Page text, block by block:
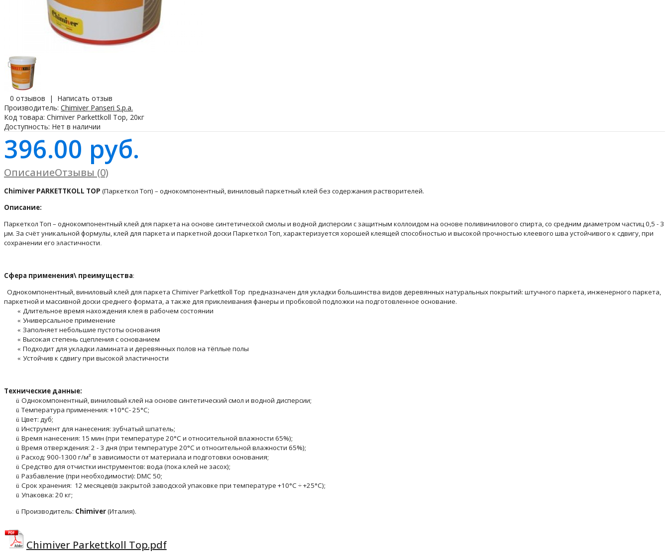
0 отзывов | Написать отзыв
Производитель: Chimiver Panseri S.p.a.
Код товара: Chimiver Parkettkoll Top, 20кг
Доступность: Нет в наличии
396.00 руб.
ОписаниеОтзывы (0)
Chimiver PARKETTKOLL TOP (Паркеткол Топ) –однокомпонентный, виниловый паркетный клей без содержания растворителей.
Описание:
Паркеткол Топ –однокомпонентный клей для паркета на основе синтетической смолы и водной дисперсии с защитным коллоидом на основе поливинилового спирта, со средним диаметром частиц 0,5 - 3
μм. За счёт уникальной формулы, клей для паркета и паркетной доски Паркеткол Топ, характеризуется хорошей клеящей способностью и высокой прочностью клеевого шва устойчивого к сдвигу, при
сохранении его эластичности
Сфера применения\ преимущества:
Однокомпонентный, виниловый клей для паркета ChimiverParkettkollTop предназначен для укладки большинства видов деревянных натуральных покрытий: штучного паркета, инженерного паркета,
паркетной и массивной доски среднего формата, а также для приклеивания фанеры и пробковой подложки на подготовленное основание.
« Длительное время нахождения клея в рабочем состоянии
« Универсальное применение
« Заполняет небольшие пустоты основания
« Высокая степень сцепления с основанием
« Подходит для укладки ламината и деревянных полов нa тёплые пoлы
« Устойчив к сдвигу при высокой эластичности
Технические данные:
ü Однокомпонентный, виниловый клей на основе синтетический смол и водной дисперсии;
ü Температура применения: +10°С- 25°С;
ü Цвет: дуб;
ü Инструмент для нанесения: зубчатый шпатель;
ü Время нанесения: 15 мин (при температуре 20°C и относительной влажности 65%);
ü Время отверждения: 2 - 3 дня (при температуре 20°C и относительной влажности 65%);
ü Расход: 900-1300 г/м² в зависимости от материала и подготовки основания;
ü Средство для отчистки инструментов: вода (пока клей не засох);
ü Разбавление (при необходимости): DMC 50;
ü Срок хранения: 12 месяцев(в закрытой заводской упаковке при температуре +10°C ÷ +25°C);
ü Упаковка: 20 кг;
ü Производитель: Chimiver(Италия).
Chimiver Parkettkoll Top.pdf